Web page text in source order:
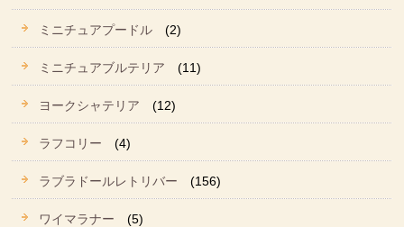
ミニチュアプードル (2)
ミニチュアブルテリア (11)
ヨークシャテリア (12)
ラフコリー (4)
ラブラドールレトリバー (156)
ワイマラナー (5)